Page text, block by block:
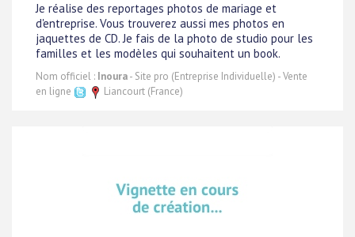
Je réalise des reportages photos de mariage et
d'entreprise. Vous trouverez aussi mes photos en
jaquettes de CD. Je fais de la photo de studio pour les
familles et les modèles qui souhaitent un book.
Nom officiel : Inoura- Site pro (Entreprise Individuelle) - Vente
en ligne
Liancourt (France)